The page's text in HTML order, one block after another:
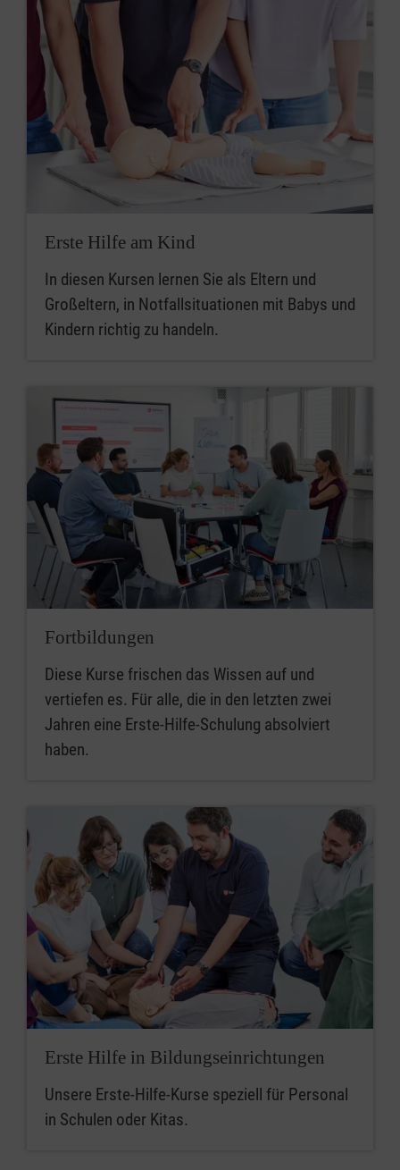
Erste Hilfe am Kind
In diesen Kursen lernen Sie als Eltern und
Großeltern, in Notfallsituationen mit Babys und
Kindern richtig zu handeln.
Fortbildungen
Diese Kurse frischen das Wissen auf und
vertiefen es. Für alle, die in den letzten zwei
Jahren eine Erste-Hilfe-Schulung absolviert
haben.
Erste Hilfe in Bildungseinrichtungen
Unsere Erste-Hilfe-Kurse speziell für Personal
in Schulen oder Kitas.